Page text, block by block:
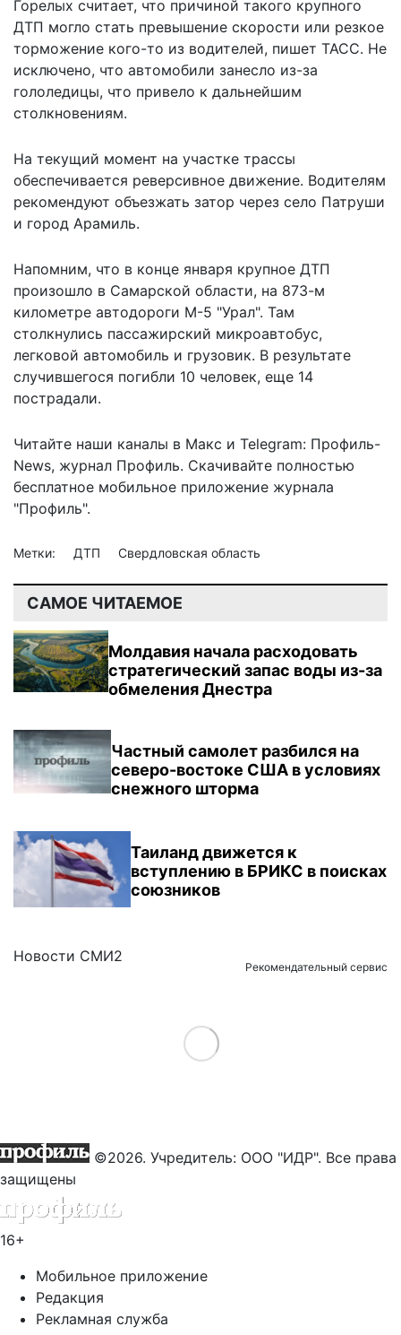
Горелых считает, что причиной такого крупного
ДТП могло стать превышение скорости или резкое
торможение кого-то из водителей, пишет ТАСС. Не
исключено, что автомобили занесло из-за
гололедицы, что привело к дальнейшим
столкновениям.
На текущий момент на участке трассы
обеспечивается реверсивное движение. Водителям
рекомендуют объезжать затор через село Патруши
и город Арамиль.
Напомним, что в конце января крупное ДТП
произошло в Самарской области, на 873-м
километре автодороги М-5 "Урал". Там
столкнулись пассажирский микроавтобус,
легковой автомобиль и грузовик. В результате
случившегося погибли 10 человек, еще 14
пострадали.
Читайте наши каналы в Макс и Telegram: Профиль-
News, журнал Профиль. Скачивайте полностью
бесплатное мобильное приложение журнала
"Профиль".
Метки: ДТП Свердловская область
САМОЕ ЧИТАЕМОЕ
Молдавия начала расходовать
стратегический запас воды из-за
обмеления Днестра
Частный самолет разбился на
северо-востоке США в условиях
снежного шторма
Таиланд движется к
вступлению в БРИКС в поисках
союзников
Новости СМИ2
Рекомендательный сервис
Load More
©2026. Учредитель: ООО "ИДР". Все права
защищены
16+
Мобильное приложение
Редакция
Рекламная служба